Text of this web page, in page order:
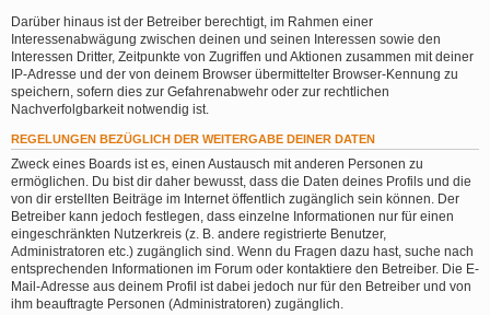
Darüber hinaus ist der Betreiber berechtigt, im Rahmen einer
Interessenabwägung zwischen deinen und seinen Interessen sowie den
Interessen Dritter, Zeitpunkte von Zugriffen und Aktionen zusammen mit deiner
IP-Adresse und der von deinem Browser übermittelter Browser-Kennung zu
speichern, sofern dies zur Gefahrenabwehr oder zur rechtlichen
Nachverfolgbarkeit notwendig ist.
REGELUNGEN BEZÜGLICH DER WEITERGABE DEINER DATEN
Zweck eines Boards ist es, einen Austausch mit anderen Personen zu
ermöglichen. Du bist dir daher bewusst, dass die Daten deines Profils und die
von dir erstellten Beiträge im Internet öffentlich zugänglich sein können. Der
Betreiber kann jedoch festlegen, dass einzelne Informationen nur für einen
eingeschränkten Nutzerkreis (z. B. andere registrierte Benutzer,
Administratoren etc.) zugänglich sind. Wenn du Fragen dazu hast, suche nach
entsprechenden Informationen im Forum oder kontaktiere den Betreiber. Die E-
Mail-Adresse aus deinem Profil ist dabei jedoch nur für den Betreiber und von
ihm beauftragte Personen (Administratoren) zugänglich.